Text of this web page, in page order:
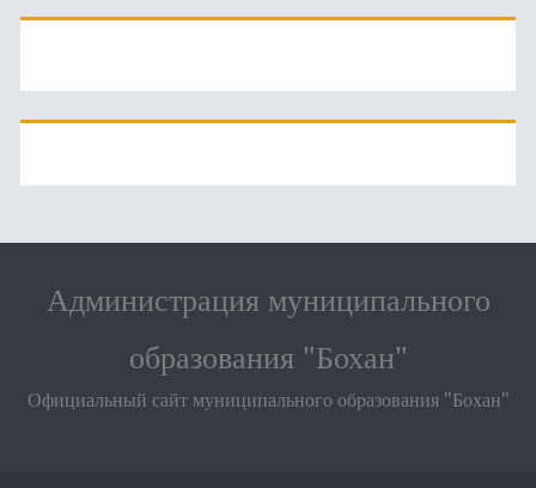
Администрация муниципального
образования "Бохан"
Официальный сайт муниципального образования "Бохан"